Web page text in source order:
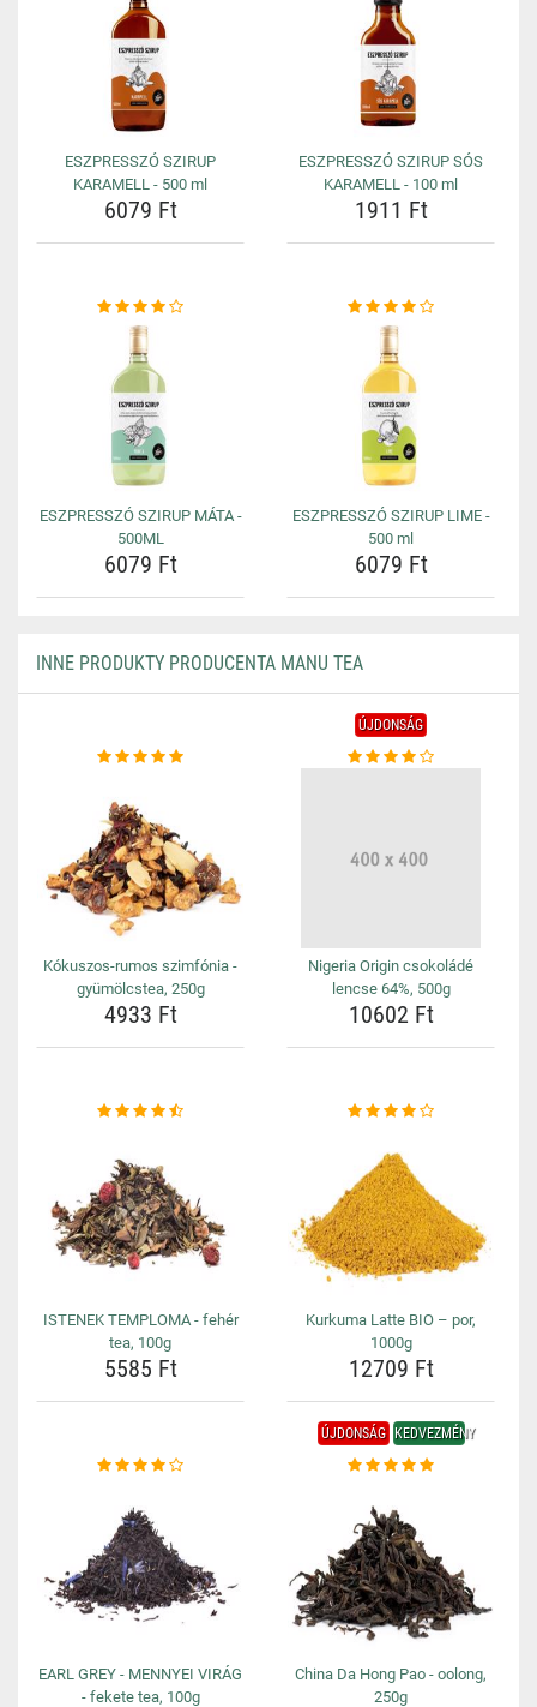
ESZPRESSZÓ SZIRUP
KARAMELL - 500 ml
6079 Ft
ESZPRESSZÓ SZIRUP SÓS
KARAMELL - 100 ml
1911 Ft
ESZPRESSZÓ SZIRUP MÁTA -
500ML
6079 Ft
ESZPRESSZÓ SZIRUP LIME -
500 ml
6079 Ft
INNE PRODUKTY PRODUCENTA MANU TEA
Kókuszos-rumos szimfónia -
gyümölcstea, 250g
4933 Ft
ÚJDONSÁG
Nigeria Origin csokoládé
lencse 64%, 500g
10602 Ft
ISTENEK TEMPLOMA - fehér
tea, 100g
5585 Ft
Kurkuma Latte BIO – por,
1000g
12709 Ft
EARL GREY - MENNYEI VIRÁG
- fekete tea, 100g
ÚJDONSÁG KEDVEZMÉNY
China Da Hong Pao - oolong,
250g